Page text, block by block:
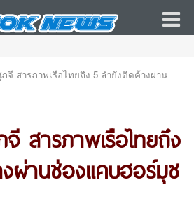
ภจี สารภาพเรือไทยถึง 5 ลำยังติดค้างผ่าน
สารภาพเรือไทยถึง
ผ่านช่องแคบฮอร์มุซ